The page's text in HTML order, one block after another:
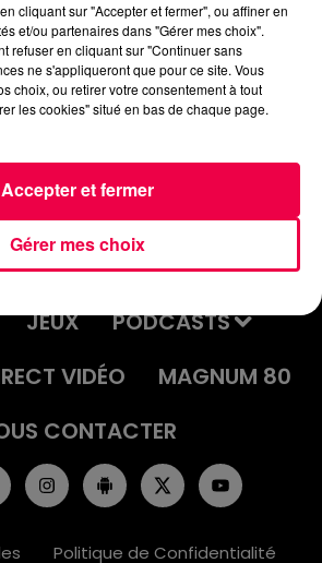
CHANSON #510 -
DE LADY GAGA
INFOS
EMISSIONS
JEUX
PODCASTS
VIDÉO
MAGNUM 80
CONTACTER
Politique de Confidentialité
cliquant sur "Accepter et fermer", ou affiner en
et/ou partenaires dans "Gérer mes choix".
refuser en cliquant sur "Continuer sans
ne s'appliqueront que pour ce site. Vous
choix, ou retirer votre consentement à tout
les cookies" situé en bas de chaque page.
Gérer mes choix
Accepter et fermer